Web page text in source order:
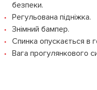
безпеки.
Регульована підніжка.
Знімний бампер.
Спинка опускається в
Вага прогулянкового